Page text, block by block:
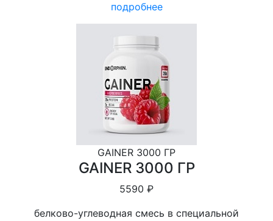
подробнее
GAINER 3000 ГР
GAINER 3000 ГР
5590 ₽
белково-углеводная смесь в специальной